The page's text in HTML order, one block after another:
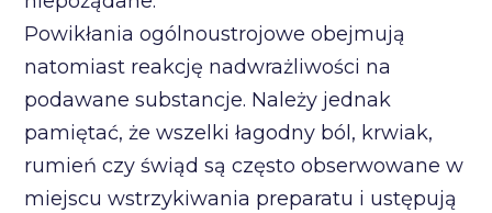
Powikłania ogólnoustrojowe obejmują
natomiast reakcję nadwrażliwości na
podawane substancje. Należy jednak
pamiętać, że wszelki łagodny ból, krwiak,
rumień czy świąd są często obserwowane w
miejscu wstrzykiwania preparatu i ustępują